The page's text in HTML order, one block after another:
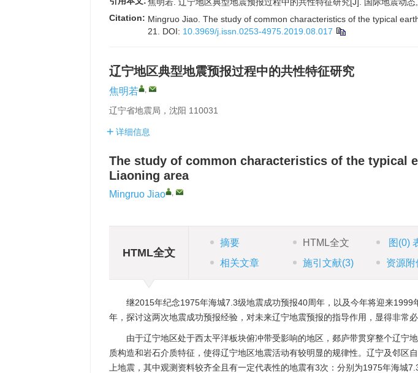
Citation: Mingruo Jiao. The study of common characteristics of the typical
21. DOI: 10.3969/j.issn.0253-4975.2019.08.017
辽宁地区典型地震预报过程中的共性特征研究
焦明若 ,
辽宁省地震局，沈阳 110031
详细信息
The study of common characteristics of the typical
Liaoning area
Mingruo Jiao ,
HTML全文
摘要 HTML全文 图 (0)
相关文章
施引文献(3) 资源附
继2015年纪念1975年海城7.3级地震成功预报40周年，以及今年将迎来1999
年，探讨这两次地震成功预报经验，对未来辽宁地震预报的指导作用，显得非常必
由于辽宁地区处于西太平洋板块俯冲带受影响的地区，郯庐带贯穿整个辽宁
质构造和岩石介质特征，使得辽宁地区地震活动有较明显的规律性。辽宁及邻区
上地震，其中观测资料较齐全且有一定代表性的地震有3次：分别为1975年海城